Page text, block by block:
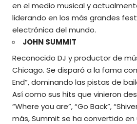
en el medio musical y
liderando en los más grandes
electrónica del mundo.
JOHN SUMMIT
Reconocido DJ y productor de
Chicago. Se disparó a la fama
End”, dominando las pistas de
Así como sus hits que vinieron
“Where you are”, “Go Back”,
más, Summit se ha convertido